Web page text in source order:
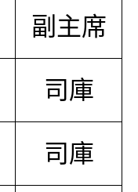
副主席
司庫
司庫